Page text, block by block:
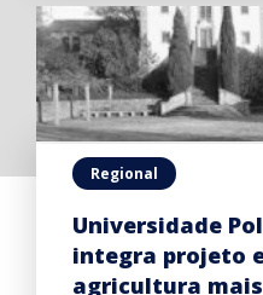
Regional
Universidade
integra projeto
agricultura